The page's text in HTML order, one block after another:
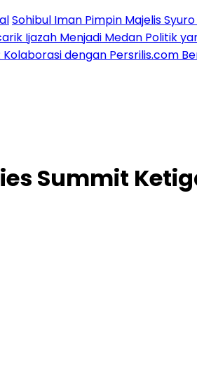
Sohibul Iman Pimpin Majelis
Ijazah Menjadi Medan Politik
Kolaborasi dengan Persrilis.com
Summit